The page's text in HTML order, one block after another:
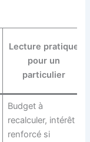
Lecture pratique
pour un
particulier
Budget à
recalculer, intérêt
renforcé si